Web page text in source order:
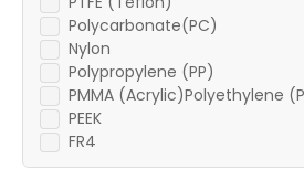
Polycarbonate(PC)
Nylon
Polypropylene (PP)
PMMA (Acrylic)Polyethylene
PEEK
FR4